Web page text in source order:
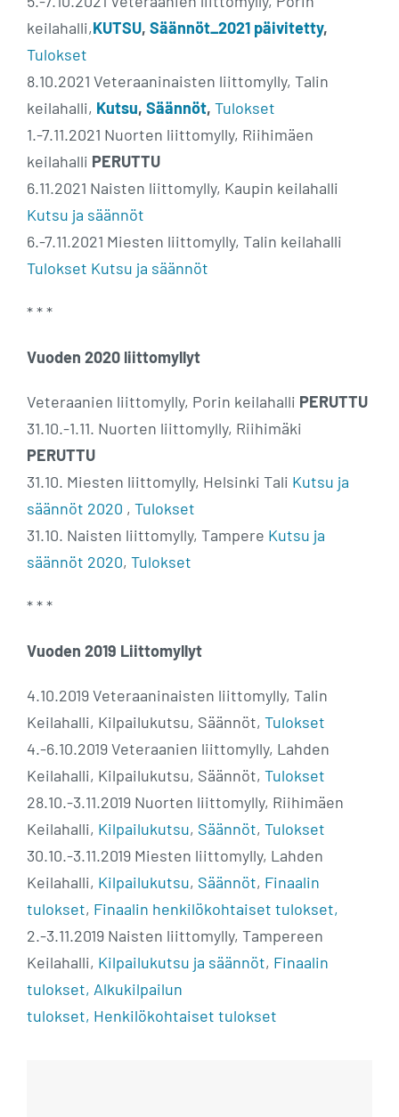
keilahalli,KUTSU, Säännöt_2021 päivitetty,
Tulokset
8.10.2021 Veteraaninaisten liittomylly, Talin
keilahalli, Kutsu, Säännöt, Tulokset
1.-7.11.2021 Nuorten liittomylly, Riihimäen
keilahalli PERUTTU
6.11.2021 Naisten liittomylly, Kaupin keilahalli
Kutsu ja säännöt
6.-7.11.2021 Miesten liittomylly, Talin keilahalli
Tulokset Kutsu ja säännöt
* * *
Vuoden 2020 liittomyllyt
Veteraanien liittomylly, Porin keilahalli PERUTTU
31.10.-1.11. Nuorten liittomylly, Riihimäki
PERUTTU
31.10. Miesten liittomylly, Helsinki Tali Kutsu ja
säännöt 2020 , Tulokset
31.10. Naisten liittomylly, Tampere Kutsu ja
säännöt 2020, Tulokset
* * *
Vuoden 2019 Liittomyllyt
4.10.2019 Veteraaninaisten liittomylly, Talin
Keilahalli, Kilpailukutsu, Säännöt, Tulokset
4.-6.10.2019 Veteraanien liittomylly, Lahden
Keilahalli, Kilpailukutsu, Säännöt, Tulokset
28.10.-3.11.2019 Nuorten liittomylly, Riihimäen
Keilahalli, Kilpailukutsu, Säännöt, Tulokset
30.10.-3.11.2019 Miesten liittomylly, Lahden
Keilahalli, Kilpailukutsu, Säännöt, Finaalin
tulokset, Finaalin henkilökohtaiset tulokset,
2.-3.11.2019 Naisten liittomylly, Tampereen
Keilahalli, Kilpailukutsu ja säännöt, Finaalin
tulokset, Alkukilpailun
tulokset, Henkilökohtaiset tulokset